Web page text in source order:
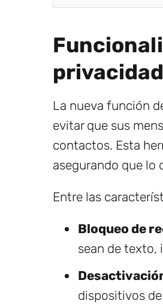
La nueva función
evitar que sus
contactos. Esta
asegurando que lo
Entre las
Bloqueo de
sean de texto,
dispositivos